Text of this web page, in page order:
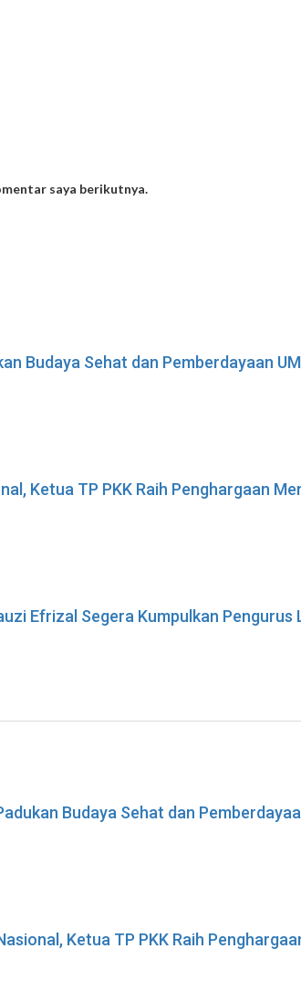
saya berikutnya.
Budaya Sehat dan Pemberdayaan
Ketua TP PKK Raih Penghargaan
Efrizal Segera Kumpulkan Pengurus
Budaya Sehat dan
Ketua TP PKK Raih